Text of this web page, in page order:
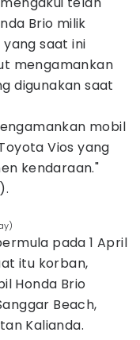
Brio milik
saat ini
mengamankan
digunakan saat
mobil
Vios yang
kendaraan."
pada 1 April
itu korban,
Honda Brio
Beach,
Kalianda.